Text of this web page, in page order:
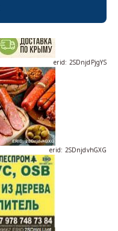
erid: 2SDnjdPjgYS
erid: 2SDnjdvhGXG
erid: 2SDnjcLUypt